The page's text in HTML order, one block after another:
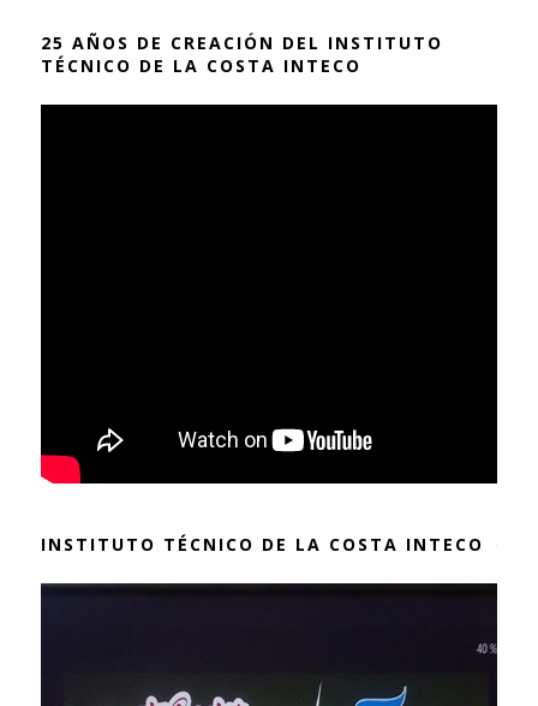
25 AÑOS DE CREACIÓN DEL INSTITUTO
TÉCNICO DE LA COSTA INTECO
INSTITUTO TÉCNICO DE LA COSTA INTECO